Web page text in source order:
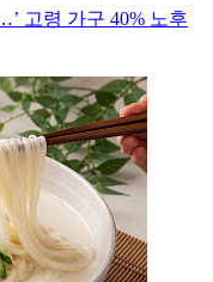
고령 가구 40% 노후